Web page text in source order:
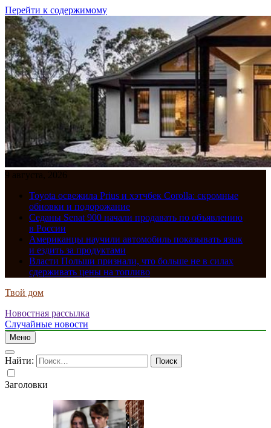
Перейти к содержимому
9 августа, 2026
Toyota освежила Prius и хэтчбек Corolla: скромные
обновки и подорожание
Седаны Senat 900 начали продавать по объявлению
в России
Американцы научили автомобиль показывать язык
и ездить за продуктами
Власти Польши признали, что больше не в силах
сдерживать цены на топливо
Твой дом
Новостная рассылка
Случайные новости
Меню
Найти:
Заголовки